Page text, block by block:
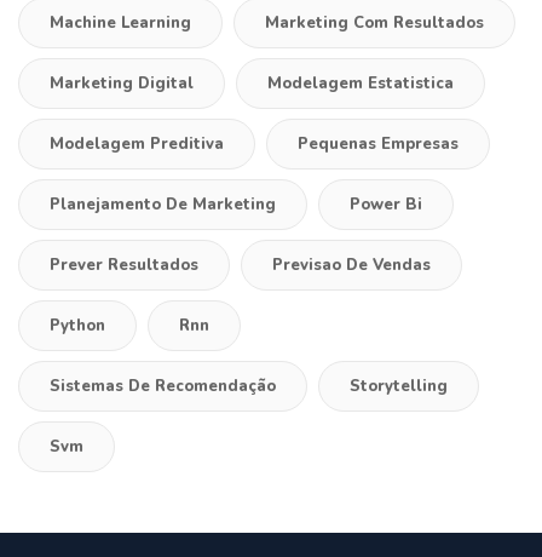
Machine Learning Marketing Com Resultados
Marketing Digital Modelagem Estatistica
Modelagem Preditiva Pequenas Empresas
Planejamento De Marketing Power Bi
Prever Resultados Previsao De Vendas
Python Rnn
Sistemas De Recomendação Storytelling
Svm